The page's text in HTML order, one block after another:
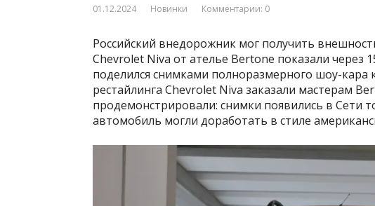
01.12.2024 Новинки Комментарии: 0
Российский внедорожник мог получить
Chevrolet Niva от ателье Bertone показали через
поделился снимками полноразмерного шоу-кара
рестайлинга Chevrolet Niva заказали мастерам
продемонстрировали: снимки появились в Сети
автомобиль могли доработать в стиле